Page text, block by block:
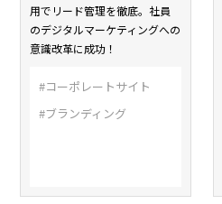
用でリード管理を徹底。社員
のデジタルマーケティングへの
意識改革に成功！
#コーポレートサイト
#ブランディング